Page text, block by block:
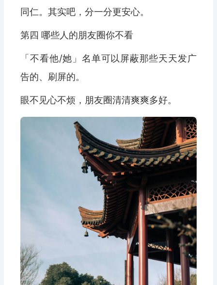
同仁。其实吧，分一分更安心。
第四 哪些人的朋友圈你不看
「不看他/她」名单可以屏蔽那些天天发广
告的、刷屏的。
眼不见心不烦，朋友圈清清爽爽多好。